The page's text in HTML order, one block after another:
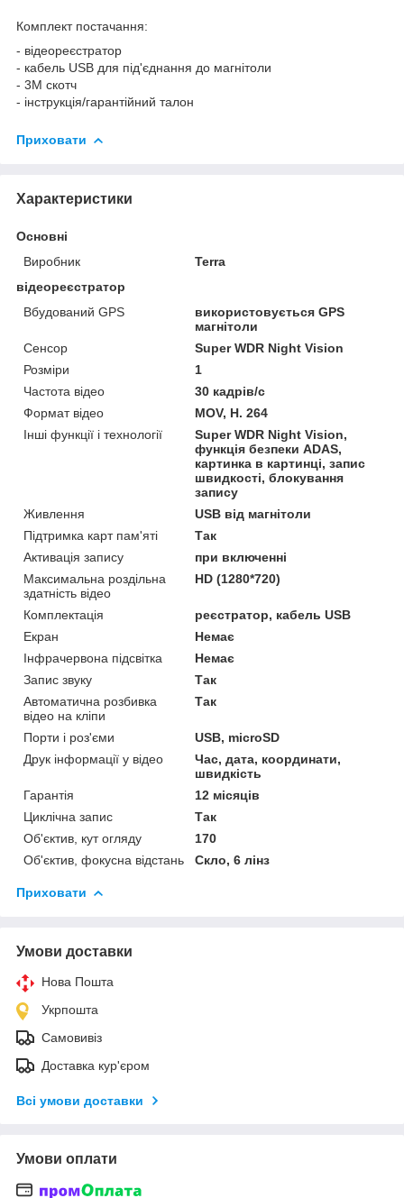
Комплект постачання:
- відеореєстратор
- кабель USB для під'єднання до магнітоли
- 3М скотч
- інструкція/гарантійний талон
Приховати
Характеристики
Основні
Виробник
Terra
відеореєстратор
Вбудований GPS
використовується GPS
магнітоли
Сенсор
Super WDR Night Vision
Розміри
1
Частота відео
30 кадрів/с
Формат відео
MOV, H. 264
Інші функції і технології
Super WDR Night Vision,
функція безпеки ADAS,
картинка в картинці, запис
швидкості, блокування
запису
Живлення
USB від магнітоли
Підтримка карт пам'яті
Так
Активація запису
при включенні
Максимальна роздільна
здатність відео
HD (1280*720)
Комплектація
реєстратор, кабель USB
Екран
Немає
Інфрачервона підсвітка
Немає
Запис звуку
Так
Автоматична розбивка
відео на кліпи
Так
Порти і роз'єми
USB, microSD
Друк інформації у відео
Час, дата, координати,
швидкість
Гарантія
12 місяців
Циклічна запис
Так
Об'єктив, кут огляду
170
Об'єктив, фокусна відстань
Скло, 6 лінз
Приховати
Умови доставки
Нова Пошта
Укрпошта
Самовивіз
Доставка кур'єром
Всі умови доставки
Умови оплати